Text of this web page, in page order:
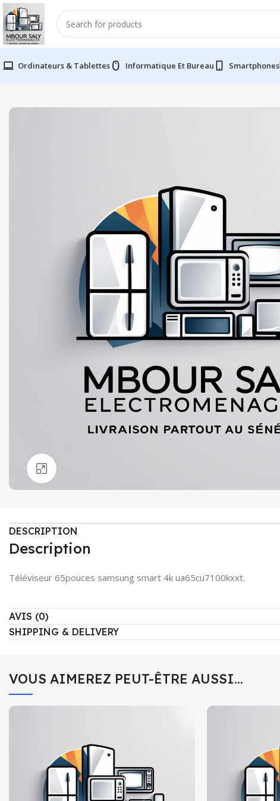
Ordinateurs & Tablettes Informatique Et Bureau Smartphones
DESCRIPTION
Description
Téléviseur 65pouces samsung smart 4k ua65cu7100kxxt.
AVIS (0)
SHIPPING & DELIVERY
VOUS AIMEREZ PEUT-ÊTRE AUSSI…